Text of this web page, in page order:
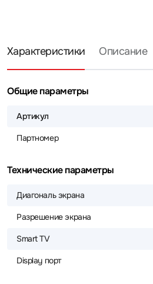
Характеристики Описание
Общие параметры
Артикул
Партномер
Технические параметры
Диагональ экрана
Разрешение экрана
Smart TV
Display порт